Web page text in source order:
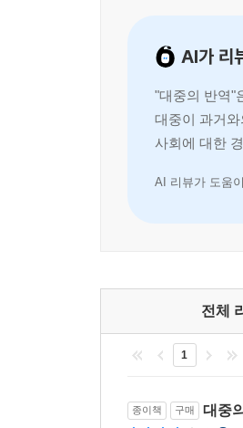
것이다. 오히려 그에
길이 문제해결의 진정
오늘날 우리사회는
문제는 급격한 이 변
얼굴과 정면으로 마
미래를 위해 우리들
AI가 리
"대중의 반역"
대중이 과거
사회에 대한
AI 리뷰가 도움
전체
1
종이책 구매 대중